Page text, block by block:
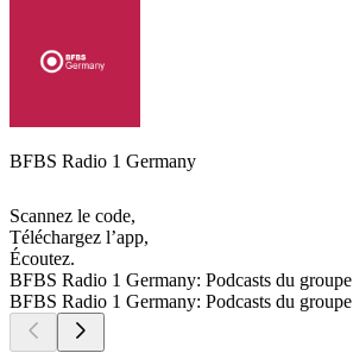
BFBS Radio 1 Germany
Scannez le code,
Téléchargez l’app,
Écoutez.
BFBS Radio 1 Germany: Podcasts du groupe
BFBS Radio 1 Germany: Podcasts du groupe